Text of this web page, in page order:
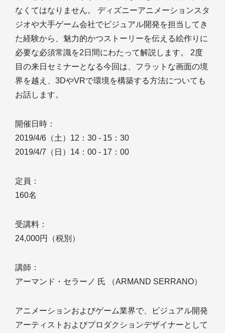
なくてはなりません。 ディズニーアニメーションスタ
ジオや大手ゲーム会社でビジュアル開発を担当してき
た経験から、魅力的かつストーリーを伝える絵作りに
必要な必須常識を2日間にわたって解説します。 2度
目の来日セミナーとなる今回は、フラットな画面の境
界を越え、3DやVRで環境を構築する方法についても
お話します。
開催日時：
2019/4/6（土）12：30 - 15：30
2019/4/7（日）14：00 - 17：00
定員：
160名
受講料：
24,000円（税別）
講師：
アーマンド・セラーノ 氏 （ARMAND SERRANO）
アニメーションおよびゲーム業界で、ビジュアル開発
アーティストおよびプロダクションデザイナーとして